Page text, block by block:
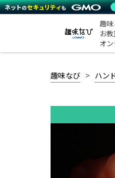
趣
お
オ
趣味なび ハン